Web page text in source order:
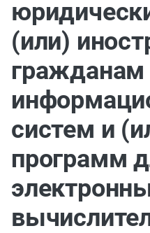
(или)
гражданам
систем и
программ